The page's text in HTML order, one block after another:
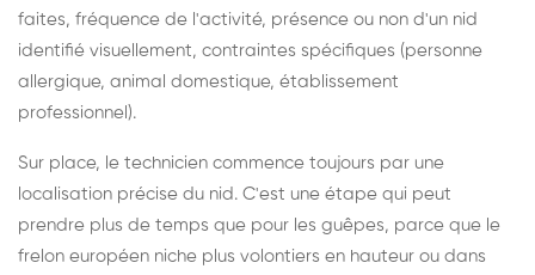
faites, fréquence de l'activité, présence ou non d'un nid
identifié visuellement, contraintes spécifiques (personne
allergique, animal domestique, établissement
professionnel).
Sur place, le technicien commence toujours par une
localisation précise du nid. C'est une étape qui peut
prendre plus de temps que pour les guêpes, parce que le
frelon européen niche plus volontiers en hauteur ou dans